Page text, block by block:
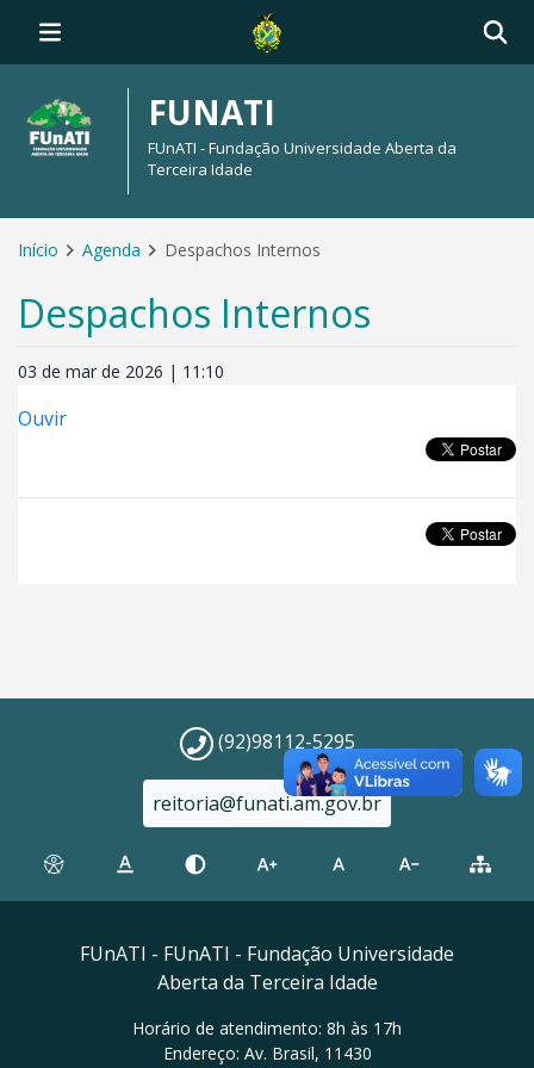
FUNATI
FUnATI - Fundação Universidade Aberta da
Terceira Idade
Início Agenda Despachos Internos
Despachos Internos
03 de mar de 2026 | 11:10
Ouvir
(92)98112-5295
reitoria@funati.am.gov.br
FUnATI - FUnATI - Fundação Universidade
Aberta da Terceira Idade
Horário de atendimento: 8h às 17h
Endereço: Av. Brasil, 11430